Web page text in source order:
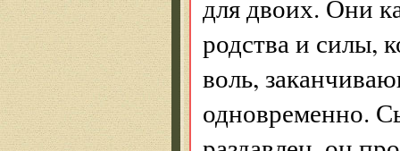
для двоих. Они
родства и силы,
воль,
одновременно.